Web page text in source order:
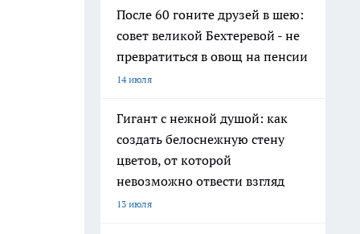
После 60 гоните друзей в шею:
совет великой Бехтеревой - не
превратиться в овощ на пенсии
14 июля
Гигант с нежной душой: как
создать белоснежную стену
цветов, от которой
невозможно отвести взгляд
13 июля